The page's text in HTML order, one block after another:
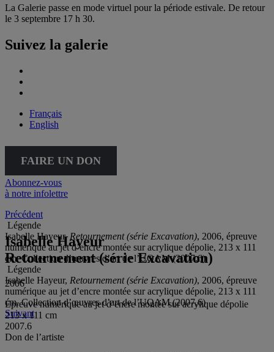
La Galerie passe en mode virtuel pour la période estivale. De retour
le 3 septembre 17 h 30.
Suivez la galerie
Français
English
FAIRE UN DON
Abonnez-vous
à notre infolettre
Précédent
Légende
Isabelle Hayeur,Retournement (série Excavation), 2006, épreuve
numérique au jet d’encre montée sur acrylique dépolie, 213 x 111
cm. Collection d’œuvres d’art de l’UQAM (2007.6)
Légende
Isabelle Hayeur, Retournement (série Excavation), 2006, épreuve
numérique au jet d’encre montée sur acrylique dépolie, 213 x 111
cm. Collection d’œuvres d’art de l’UQAM (2007.6)
Suivant
Isabelle Hayeur
Retournement (série Excavation)
2006
Épreuve numérique au jet d’encre montée sur acrylique dépolie
213 x 111 cm
2007.6
Don de l’artiste